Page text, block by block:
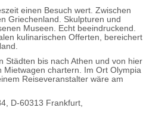
einen Besuch wert. Zwischen
Griechenland. Skulpturen und
Museen. Echt beeindruckend.
kulinarischen Offerten, bereichert
Städten bis nach Athen und von hier
Mietwagen chartern. Im Ort Olympia
Reiseveranstalter wäre am
D-60313 Frankfurt,